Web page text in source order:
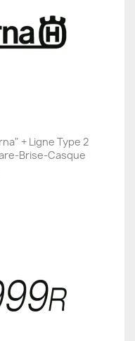
+ Ligne Type 2
Brise-Casque